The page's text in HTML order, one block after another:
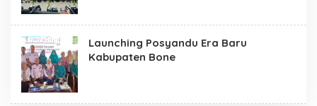
Launching Posyandu Era Baru
Kabupaten Bone